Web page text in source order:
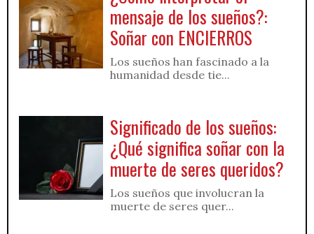
mensaje de los sueños?:
Soñar con ENCIERROS
Los sueños han fascinado a la
humanidad desde tie...
Significado de los sueños:
¿Qué significa soñar con la
muerte de seres queridos?
Los sueños que involucran la
muerte de seres quer...